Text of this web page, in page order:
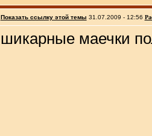
Показать ссылку этой темы 31.07.2009 - 12:56
шикарные маечки